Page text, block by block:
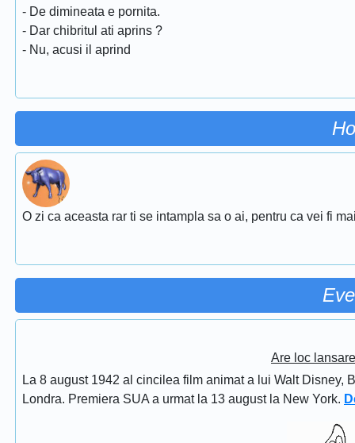
- De dimineata e pornita.
- Dar chibritul ati aprins ?
- Nu, acusi il aprind
O zi ca aceasta rar ti se intampla sa o ai, pentru ca vei fi
Are loc
La 8 august 1942 al cincilea film animat a lui Walt
Londra. Premiera SUA a urmat la 13 august la New York.